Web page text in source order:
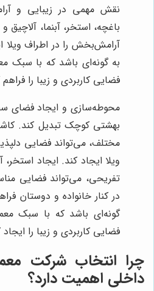
نقش مهمی در زیبایی و
باغچه، استخر، آبنما،
آرامش‌بخش را در اطراف ویلا
به گونه‌ای باشد که با سبک
فضایی کاربردی و زیبا را
محوطه‌سازی و ایجاد فضای
بهشتی کوچک تبدیل کند.
مختلف، می‌تواند فضایی
ویلا ایجاد کند. ایجاد استخر،
تفریحی، می‌تواند فضایی
در کنار خانواده و دوستان
گونه‌ای باشد که با سبک
فضایی کاربردی و زیبا را ایجاد
چرا انتخاب شرکت
داخلی اهمیت دارد؟